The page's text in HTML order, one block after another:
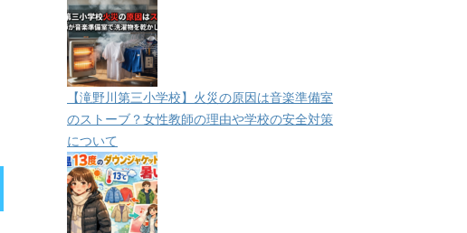
【滝野川第三小学校】火災の原因は音楽準備室
のストーブ？女性教師の理由や学校の安全対策
について